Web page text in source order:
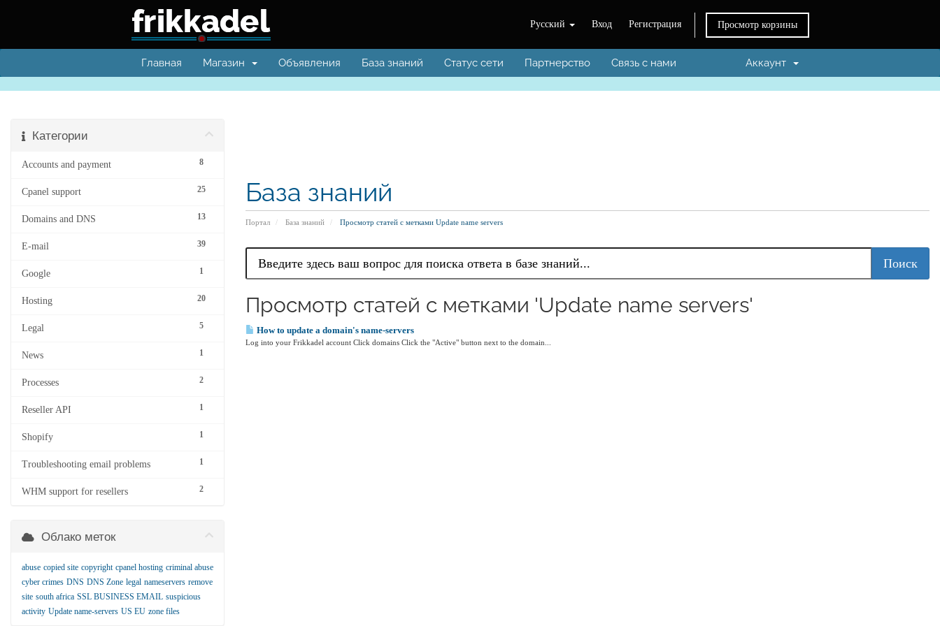
Русский Вход Регистрация Просмотр корзины
Главная Магазин Объявления База знаний Статус сети Партнерство Связь с нами Аккаунт
База знаний
Портал База знаний Просмотр статей с метками Update name servers
Категории
8
Accounts and payment
25
Cpanel support
13
Domains and DNS
39
E-mail
1
Google
20
Hosting
5
Legal
1
News
2
Processes
1
Reseller API
1
Shopify
1
Troubleshooting email problems
2
WHM support for resellers
Просмотр статей с метками 'Update name servers'
How to update a domain's name-servers
Log into your Frikkadel account Click domains Click the "Active" button next to the domain...
Облако меток
abuse copied site copyright cpanel hosting criminal abuse
cyber crimes DNS DNS Zone legal nameservers remove
site south africa SSL BUSINESS EMAIL suspicious
activity Update name-servers US EU zone files